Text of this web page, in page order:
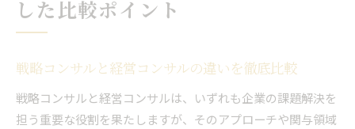
した比較ポイント
戦略コンサルと経営コンサルの違いを徹底比較
戦略コンサルと経営コンサルは、いずれも企業の課題解決を
担う重要な役割を果たしますが、そのアプローチや関与領域